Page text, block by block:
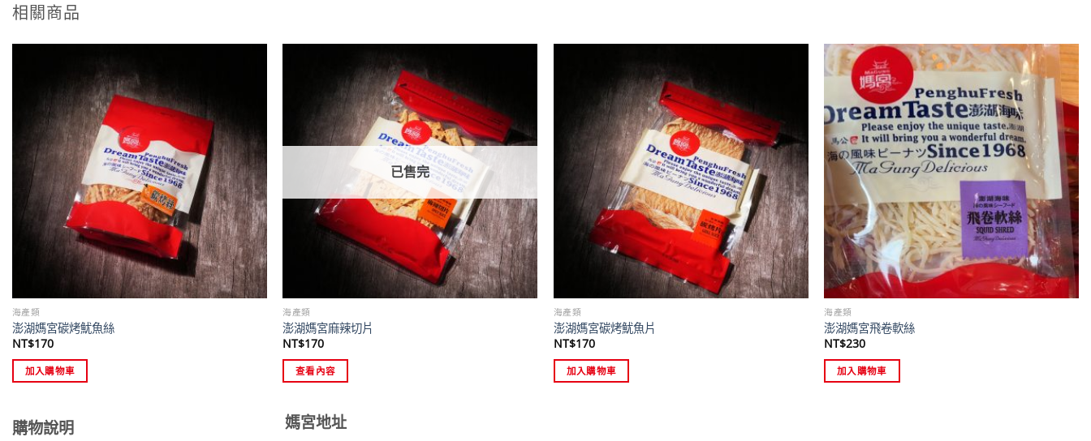
相關商品
海產類
澎湖媽宮碳烤魷魚絲
NT$170
加入購物車
已售完
海產類
澎湖媽宮麻辣切片
NT$170
查看內容
海產類
澎湖媽宮碳烤魷魚片
NT$170
加入購物車
海產類
澎湖媽宮飛卷軟絲
NT$230
加入購物車
購物說明 媽宮地址